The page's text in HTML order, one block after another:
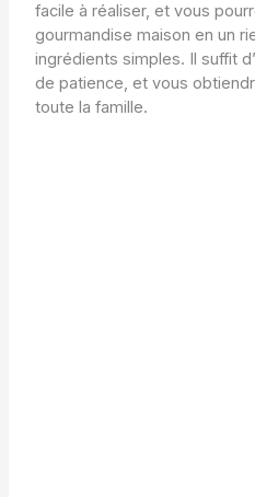
facile à réaliser, et vous
gourmandise maison en un
ingrédients simples. Il suffit
de patience, et vous
toute la famille.